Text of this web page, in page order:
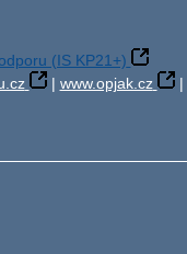
(IS KP21+)
| www.opjak.cz |